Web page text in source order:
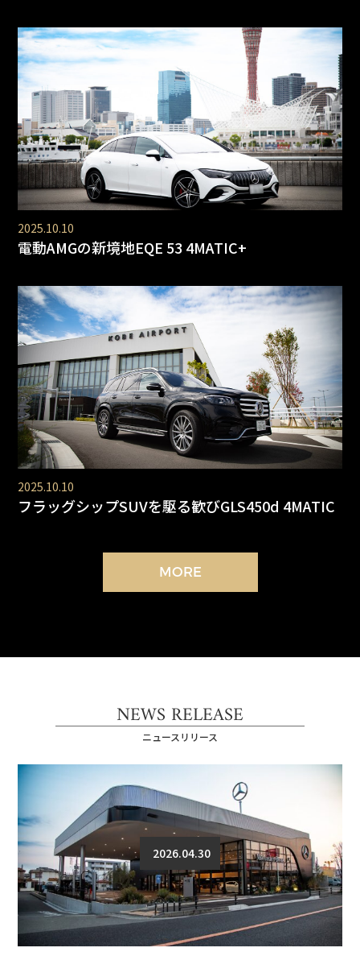
2025.10.10
電動AMGの新境地EQE 53 4MATIC+
2025.10.10
フラッグシップSUVを駆る歓びGLS450d 4MATIC
MORE
NEWS RELEASE
ニュースリリース
2026.04.30